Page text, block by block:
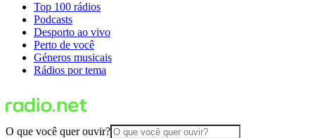
Top 100 rádios
Podcasts
Desporto ao vivo
Perto de você
Géneros musicais
Rádios por tema
O que você quer ouvir?